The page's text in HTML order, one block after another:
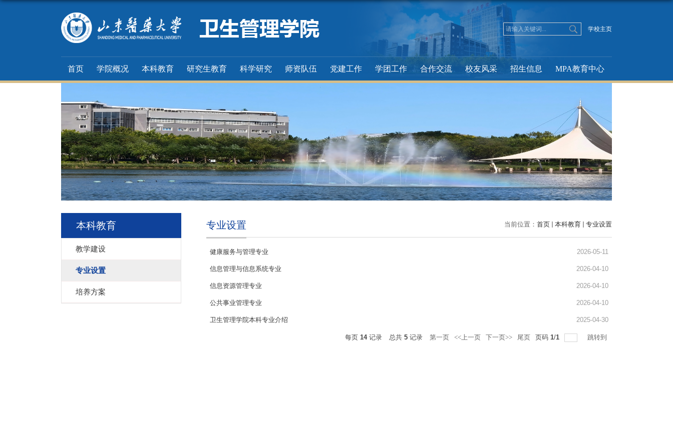
学校主页
首页 学院概况 本科教育 研究生教育 科学研究 师资队伍 党建工作 学团工作 合作交流 校友风采 招生信息 MPA教育中心
本科教育
教学建设
专业设置
培养方案
当前位置： 首页 本科教育 专业设置
专业设置
健康服务与管理专业 2026-05-11
信息管理与信息系统专业 2026-04-10
信息资源管理专业 2026-04-10
公共事业管理专业 2026-04-10
卫生管理学院本科专业介绍 2025-04-30
每页 14记录 总共 5 记录 第一页 <<上一页 下一页>> 尾页 页码 1/1 跳转到